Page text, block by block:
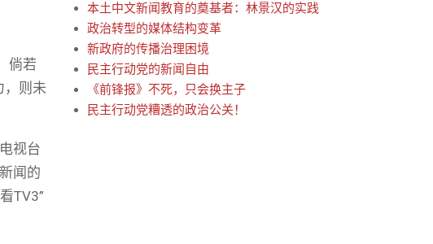
倘若
，则未
视台
闻的
TV3”
本土中文新闻教育的奠基者：林景汉的实践
政治转型的媒体结构变革
新政府的传播治理困境
民主行动党的新闻自由
《前锋报》不死，只会换主子
民主行动党糟透的政治公关！